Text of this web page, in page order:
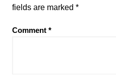
fields are marked *
Comment *